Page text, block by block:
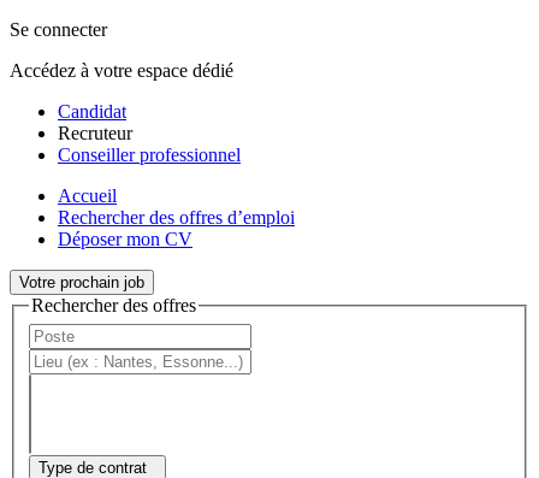
Se connecter
Accédez à votre espace dédié
Candidat
Recruteur
Conseiller professionnel
Accueil
Rechercher des offres d’emploi
Déposer mon CV
Votre prochain job
Rechercher des offres
Type de contrat